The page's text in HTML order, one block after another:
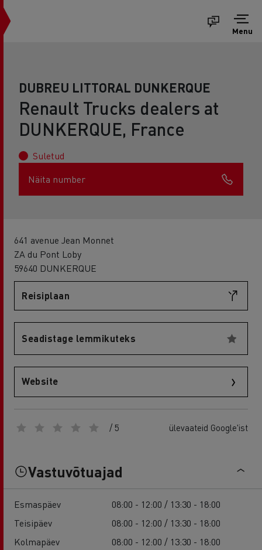
Menu
DUBREU LITTORAL DUNKERQUE
Renault Trucks dealers at
DUNKERQUE, France
Suletud
Näita number
641 avenue Jean Monnet
ZA du Pont Loby
59640 DUNKERQUE
Reisiplaan
Seadistage lemmikuteks
Website
/ 5 ülevaateid Google'ist
Vastuvõtuajad
Esmaspäev
08:00 - 12:00 / 13:30 - 18:00
Teisipäev
08:00 - 12:00 / 13:30 - 18:00
Kolmapäev
08:00 - 12:00 / 13:30 - 18:00